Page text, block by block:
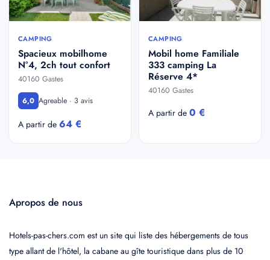
CAMPING
Spacieux mobilhome
N°4, 2ch tout confort
40160 Gastes
6,0 Agreable · 3 avis
A partir de 64 €
CAMPING
Mobil home Familiale
333 camping La
Réserve 4*
40160 Gastes
A partir de 0 €
Apropos de nous
Hotels-pas-chers.com est un site qui liste des hébergements de tous
type allant de l'hôtel, la cabane au gîte touristique dans plus de 10